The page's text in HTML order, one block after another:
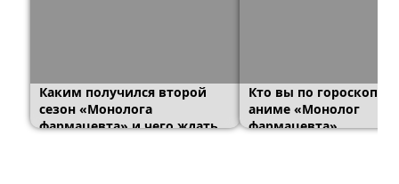
Каким получился второй
сезон «Монолога
фармацевта» и чего ждать
Кто вы по гороскопу
аниме «Монолог
фармацевта»